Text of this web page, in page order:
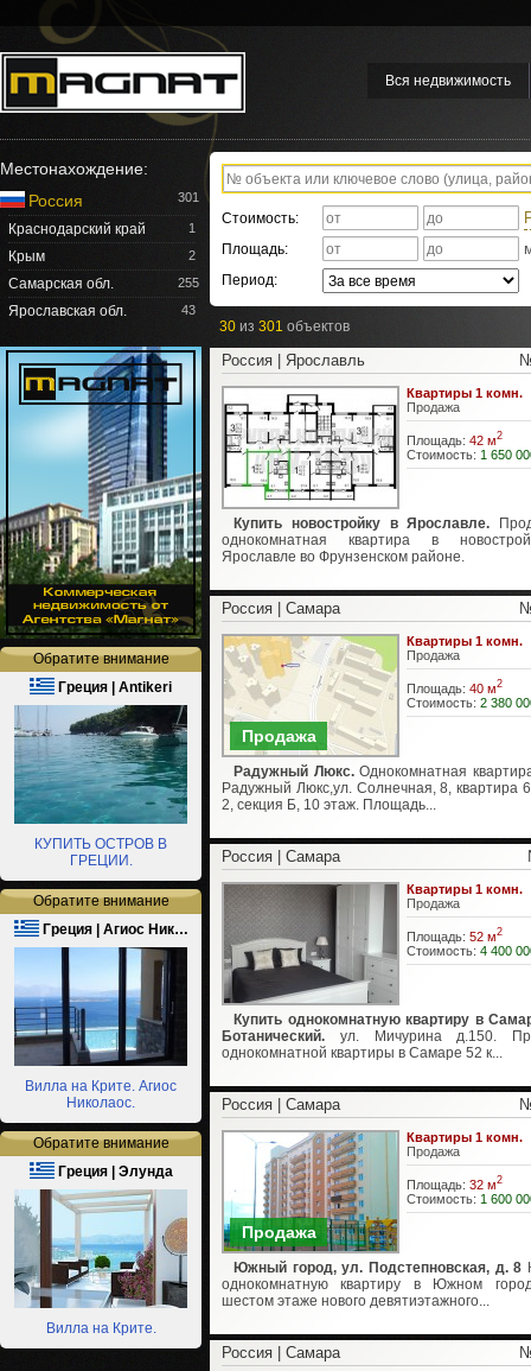
Вся недвижимость
Местонахождение:
Россия
301
Краснодарский край 1
Крым 2
Самарская обл. 255
Ярославская обл. 43
Обратите внимание
Греция | Antikeri
КУПИТЬ ОСТРОВ В
ГРЕЦИИ.
Обратите внимание
Греция | Агиос Ник…
Вилла на Крите. Агиос
Николаос.
Обратите внимание
Греция | Элунда
Вилла на Крите.
Стоимость:
Площадь:
Период:
30 из 301 объектов
Россия | Ярославль
Квартиры 1 комн.
Продажа
Площадь: 42 м2
Стоимость: 1 650
Купить новостройку в Ярославле.
однокомнатная квартира в
Ярославле во Фрунзенском районе.
Россия | Самара
Продажа
Квартиры 1 комн.
Продажа
Площадь: 40 м2
Стоимость: 2 380
Радужный Люкс.Однокомнатная
Радужный Люкс,ул. Солнечная, 8, квартира
2, секция Б, 10 этаж. Площадь...
Россия | Самара
Квартиры 1 комн.
Продажа
Площадь: 52 м2
Стоимость: 4 400
Купить однокомнатную квартиру в
Ботанический. ул. Мичурина д.150.
однокомнатной квартиры в Самаре 52 к...
Россия | Самара
Продажа
Квартиры 1 комн.
Продажа
Площадь: 32 м2
Стоимость: 1 600
Южный город, ул. Подстепновская, д. 8
однокомнатную квартиру в Южном
шестом этаже нового девятиэтажного...
Россия | Самара